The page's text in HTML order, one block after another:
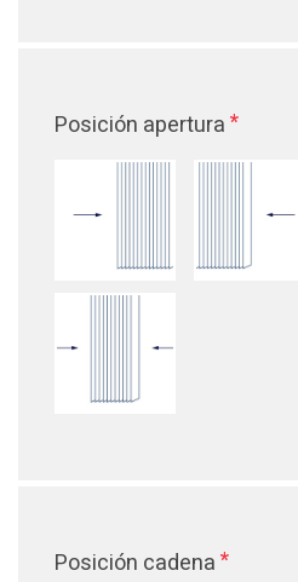
Posición apertura *
Posición cadena *